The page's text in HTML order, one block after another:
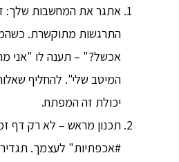
אתגר את המחשבות שלך:
התרגשות מתוקשרת.
אכשל?" – תענה לו "אני
המיטב שלי". להחליף
יכולת זה המפתח.
תכנון מראש – לא רק דף
#אכפתיות" לעצמך.